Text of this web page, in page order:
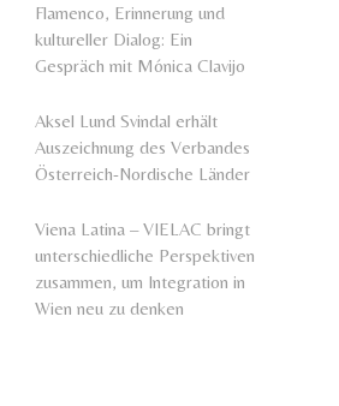
Flamenco, Erinnerung und
kultureller Dialog: Ein
Gespräch mit Mónica Clavijo
Aksel Lund Svindal erhält
Auszeichnung des Verbandes
Österreich-Nordische Länder
Viena Latina – VIELAC bringt
unterschiedliche Perspektiven
zusammen, um Integration in
Wien neu zu denken